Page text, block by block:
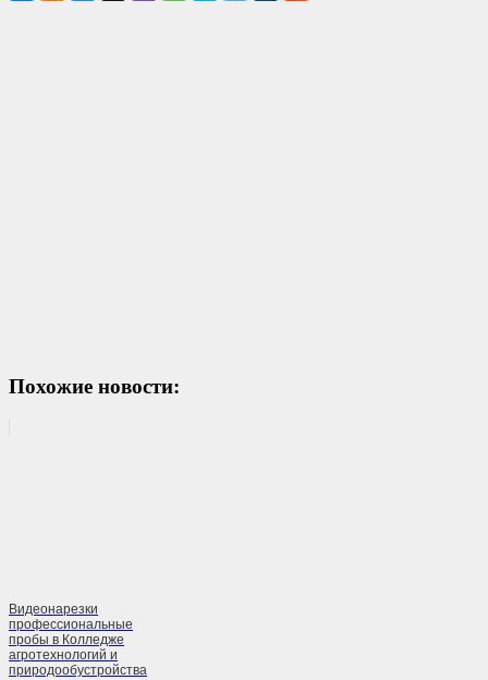
Похожие новости:
Видеонарезки
профессиональные
пробы в Колледже
агротехнологий и
природообустройства